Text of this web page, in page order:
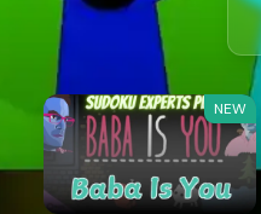
NEW